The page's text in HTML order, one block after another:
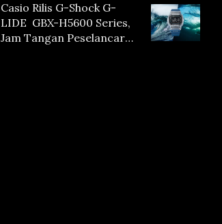
Casio Rilis G-Shock G-
LIDE GBX-H5600 Series,
Jam Tangan Peselancar